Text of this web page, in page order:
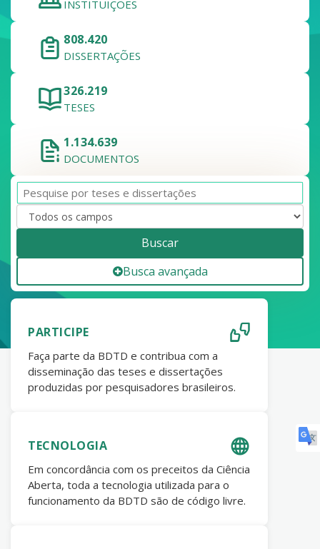
INSTITUIÇÕES
808.420
DISSERTAÇÕES
326.219
TESES
1.134.639
DOCUMENTOS
Buscar
Busca avançada
PARTICIPE
Faça parte da BDTD e contribua com a
disseminação das teses e dissertações
produzidas por pesquisadores brasileiros.
TECNOLOGIA
Em concordância com os preceitos da Ciência
Aberta, toda a tecnologia utilizada para o
funcionamento da BDTD são de código livre.